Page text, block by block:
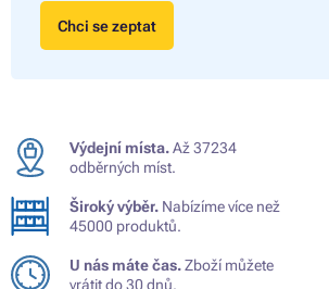
Chci se zeptat
Výdejní místa.Až 37234
odběrných míst.
Široký výběr. Nabízíme více než
45000 produktů.
U nás máte čas.Zboží můžete
vrátit do 30 dnů.